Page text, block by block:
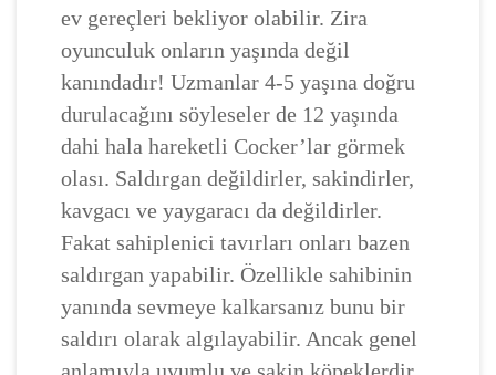
ev gereçleri bekliyor olabilir. Zira
oyunculuk onların yaşında değil
kanındadır! Uzmanlar 4-5 yaşına doğru
durulacağını söyleseler de 12 yaşında
dahi hala hareketli Cocker’lar görmek
olası. Saldırgan değildirler, sakindirler,
kavgacı ve yaygaracı da değildirler.
Fakat sahiplenici tavırları onları bazen
saldırgan yapabilir. Özellikle sahibinin
yanında sevmeye kalkarsanız bunu bir
saldırı olarak algılayabilir. Ancak genel